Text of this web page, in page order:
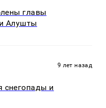
главы
Алушты
9 лет назад
снегопады и